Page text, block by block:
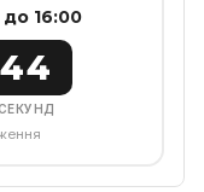
до 16:00
43
СЕКУНД